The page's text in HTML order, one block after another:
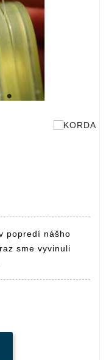
popredí nášho
sme vyvinuli